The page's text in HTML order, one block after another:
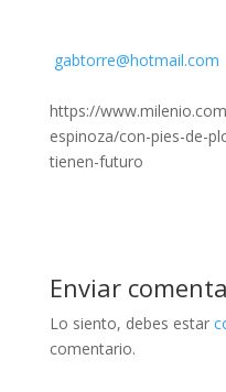
gabtorre@hotmail.com
https://
espinoza/con-pies-de-
tienen-futuro
Enviar
Lo siento, debes estar
comentario.